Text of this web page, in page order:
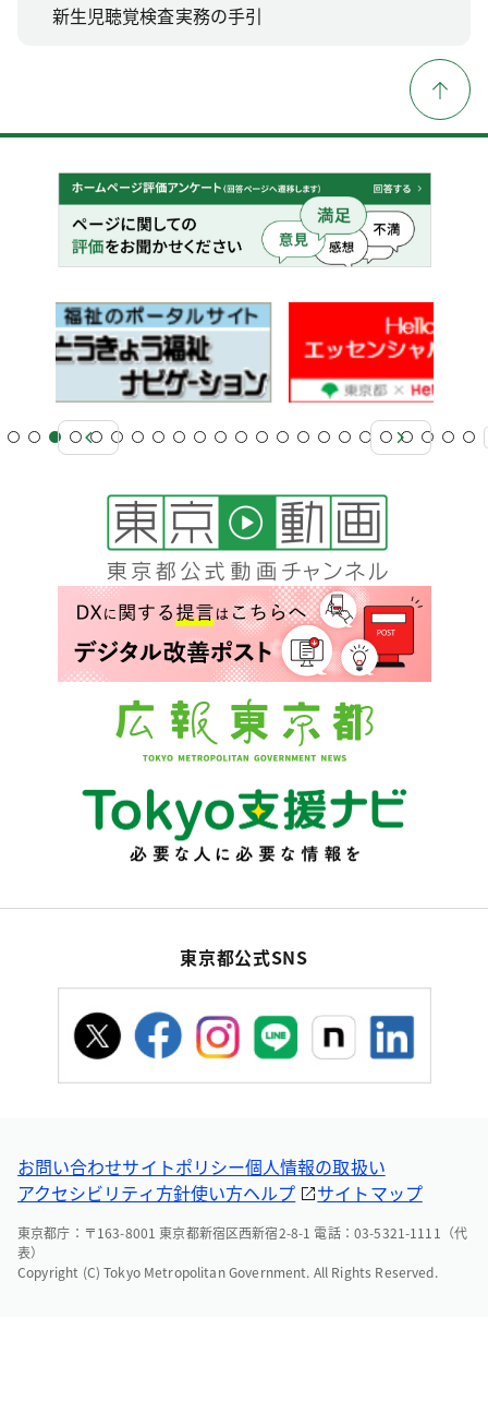
新生児聴覚検査実務の手引
東京都公式SNS
お問い合わせサイトポリシー個人情報の取扱い
アクセシビリティ方針使い方ヘルプ サイトマップ
東京都庁：〒163-8001 東京都新宿区西新宿2-8-1 電話：03-5321-1111（代
表）
Copyright (C) Tokyo Metropolitan Government. All Rights Reserved.